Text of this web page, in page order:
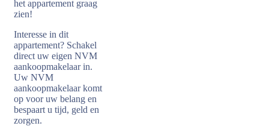
het appartement graag
zien!
Interesse in dit
appartement? Schakel
direct uw eigen NVM
aankoopmakelaar in.
Uw NVM
aankoopmakelaar komt
op voor uw belang en
bespaart u tijd, geld en
zorgen.